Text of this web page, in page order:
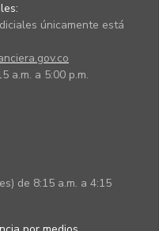
únicamente está
a.m. a 5:00 p.m.
de 8:15 a.m. a 4:15